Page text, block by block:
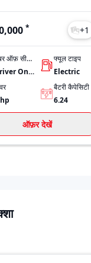
* +1
नंबर ऑफ़ सीट्स
Driver Only
फ्यूल टाइप
Electric
बैटरी कैपेसिटी
6.24
ऑफ़र देखें